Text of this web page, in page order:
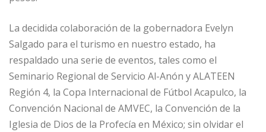
La decidida colaboración de la gobernadora Evelyn
Salgado para el turismo en nuestro estado, ha
respaldado una serie de eventos, tales como el
Seminario Regional de Servicio Al-Anón y ALATEEN
Región 4, la Copa Internacional de Fútbol Acapulco, la
Convención Nacional de AMVEC, la Convención de la
Iglesia de Dios de la Profecía en México; sin olvidar el